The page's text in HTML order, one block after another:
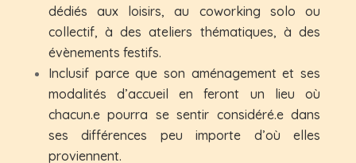
dédiés aux loisirs, au coworking solo ou
collectif, à des ateliers thématiques, à des
évènements festifs.
Inclusif parce que son aménagement et ses
modalités d’accueil en feront un lieu où
chacun.e pourra se sentir considéré.e dans
ses différences peu importe d’où elles
proviennent.